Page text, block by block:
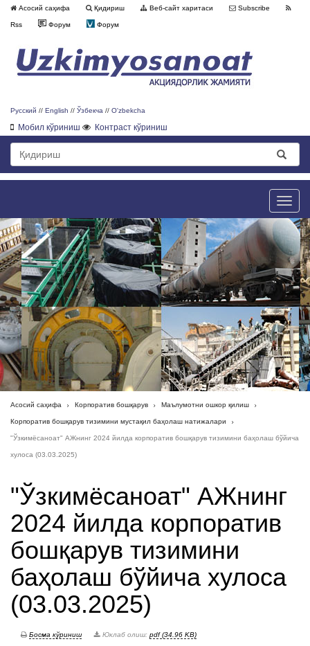
Асосий саҳифа Қидириш Веб-сайт харитаси Subscribe
Rss Форум Форум
Русский // English // Ўзбекча // O'zbekcha
Мобил кўриниш Контраст кўриниш
Toggle
Асосий саҳифа Корпоратив бошқарув Маълумотни ошкор қилиш
Корпоратив бошқарув тизимини мустақил баҳолаш натижалари
"Ўзкимёсаноат" АЖнинг 2024 йилда корпоратив бошқарув тизимини баҳолаш бўйича
хулоса (03.03.2025)
"Ўзкимёсаноат" АЖнинг
2024 йилда корпоратив
бошқарув тизимини
баҳолаш бўйича хулоса
(03.03.2025)
Босма кўриниш Юклаб олиш: pdf (34.96 KB)